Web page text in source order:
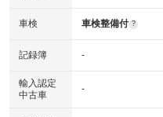
車検 車検整備付 ?
記録簿 -
輸入認定
中古車
-